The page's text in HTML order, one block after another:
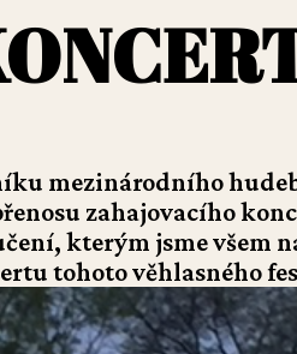
mezinárodního
zahajovacího
kterým jsme všem
tohoto věhlasného